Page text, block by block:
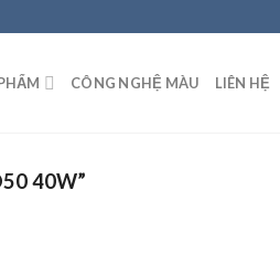
CÔNG NGHỆ MÀU LIÊN HỆ
40W”